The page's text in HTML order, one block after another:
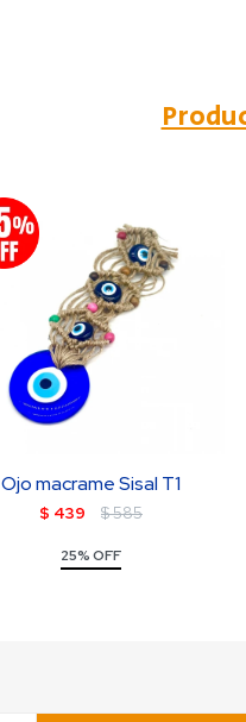
Ojo macrame Sisal T1
$ 439 $585
25% OFF